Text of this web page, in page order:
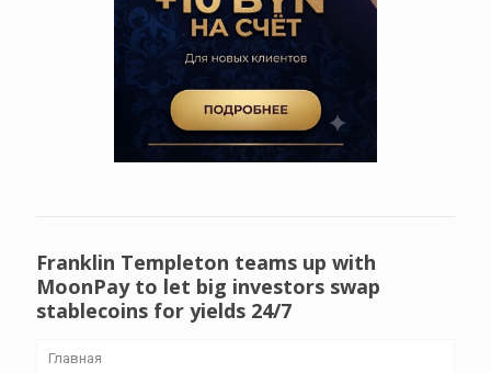
Franklin Templeton teams up with
MoonPay to let big investors swap
stablecoins for yields 24/7
Главная